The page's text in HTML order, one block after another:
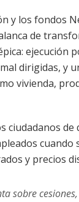
y los fondos
de
ejecución
dirigidas, y
vivienda,
ciudadanos de
cuando
y precios
sobre